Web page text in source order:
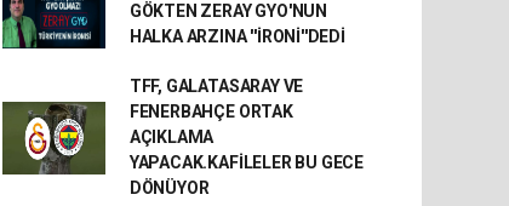
GÖKTEN ZERAY GYO'NUN
HALKA ARZINA ''İRONİ''DEDİ
TFF, GALATASARAY VE
FENERBAHÇE ORTAK
AÇIKLAMA
YAPACAK.KAFİLELER BU GECE
DÖNÜYOR